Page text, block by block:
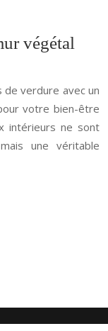
végétal
verdure avec un
votre bien-être
intérieurs ne sont
une véritable